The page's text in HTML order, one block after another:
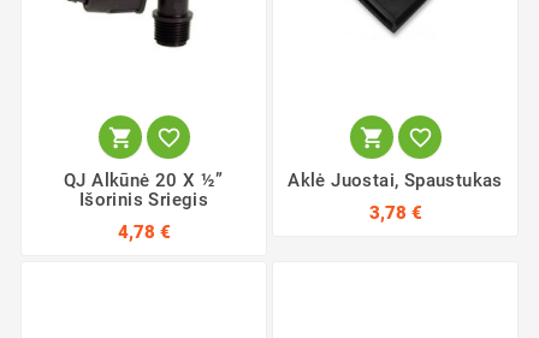
 
QJ Alkūnė 20 X ½”
Išorinis Sriegis
4,78 €
 
Aklė Juostai, Spaustukas
3,78 €